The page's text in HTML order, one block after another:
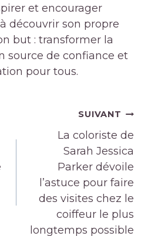
et encourager
découvrir son propre
but : transformer la
source de confiance et
pour tous.
SUIVANT
La coloriste de
Sarah Jessica
Parker dévoile
l’astuce pour faire
des visites chez le
coiffeur le plus
longtemps possible